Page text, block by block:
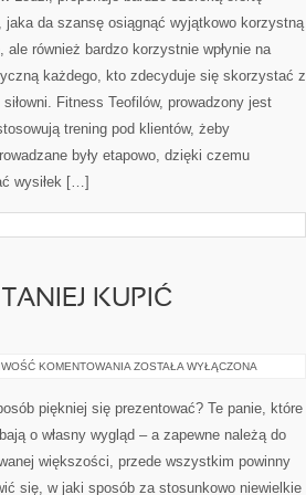
jaka da szansę osiągnąć wyjątkowo korzystną
ale również bardzo korzystnie wpłynie na
każdego, kto zdecyduje się skorzystać z
Fitness Teofilów, prowadzony jest
trening pod klientów, żeby
były etapowo, dzięki czemu
wysiłek […]
KUPIĆ
KOMENTOWANIA GDZIE
TANIEJ
KUPIĆ
ZOSTAŁA WYŁĄCZONA
piękniej się prezentować? Te panie, które
o własny wygląd – a zapewne należą do
większości, przede wszystkim powinny
się, w jaki sposób za stosunkowo niewielkie